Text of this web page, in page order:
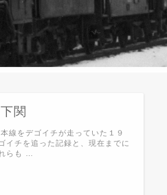
関
線をデゴイチが走っていた１９
イチを追った記録と、現在までに
らも …